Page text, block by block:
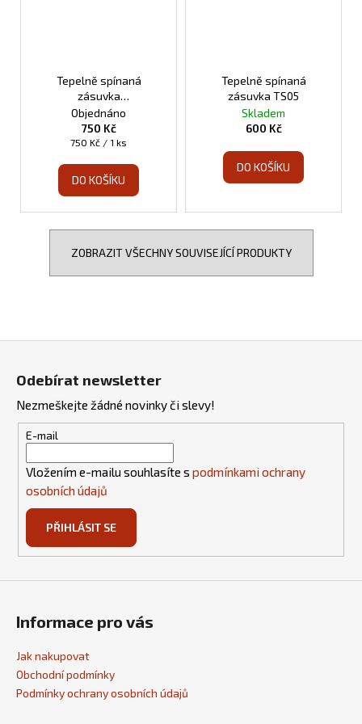
Tepelně spínaná
zásuvka
programovatelná TS10
Objednáno
750 Kč
Měrná
750 Kč / 1 ks
DO KOŠÍKU
Tepelně spínaná
zásuvka TS05
Skladem
600 Kč
DO KOŠÍKU
ZOBRAZIT VŠECHNY SOUVISEJÍCÍ PRODUKTY
Odebírat newsletter
Nezmeškejte žádné novinky či slevy!
E-mail
Vložením e-mailu souhlasíte s podmínkami ochrany
osobních údajů
PŘIHLÁSIT SE
Informace pro vás
Jak nakupovat
Obchodní podmínky
Podmínky ochrany osobních údajů